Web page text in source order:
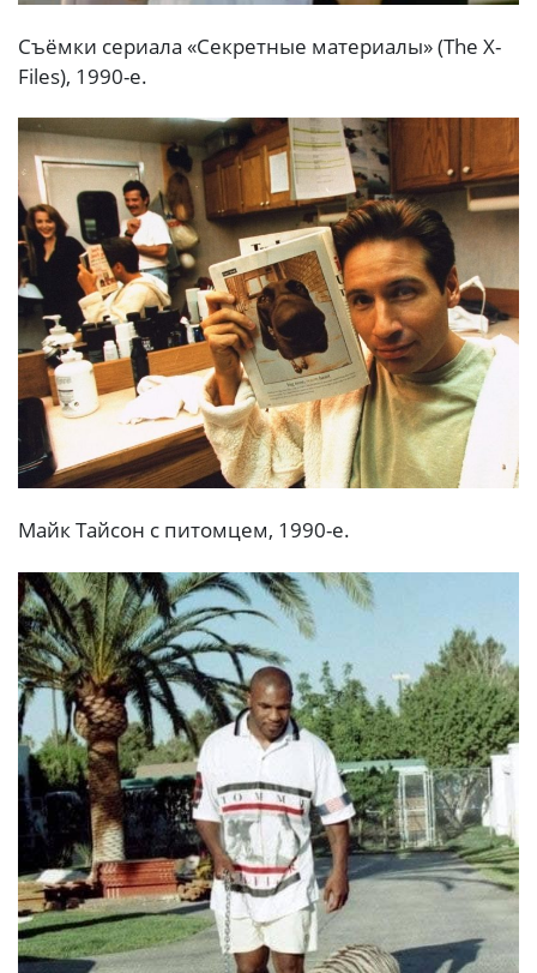
Съёмки сериала «Секретные материалы» (The X-
Files), 1990-е.
Майк Тайсон с питомцем, 1990-е.